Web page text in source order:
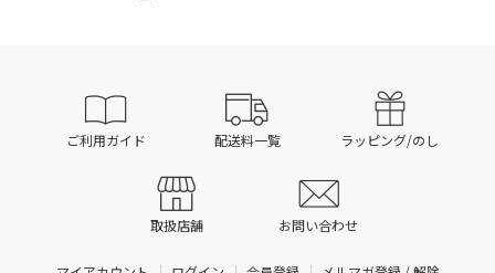
ご利用ガイド 配送料一覧 ラッピング/のし
取扱店舗 お問い合わせ